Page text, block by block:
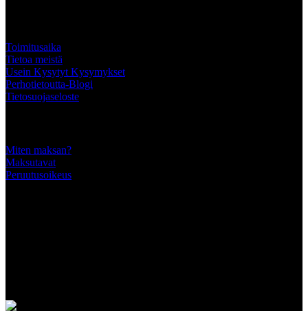
Toimitusaika
Tietoa meistä
Usein Kysytyt Kysymykset
Perhotietoutta-Blogi
Tietosuojaseloste
Miten maksan?
Maksutavat
Peruutusoikeus